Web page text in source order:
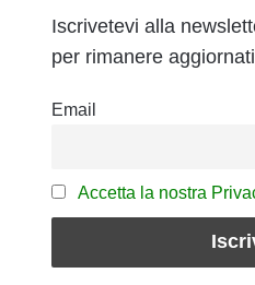
Iscrivetevi alla
per rimanere
Email
Accetta la nostra